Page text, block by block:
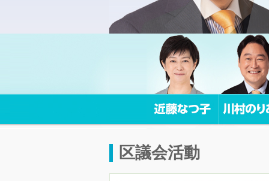
区議会活動